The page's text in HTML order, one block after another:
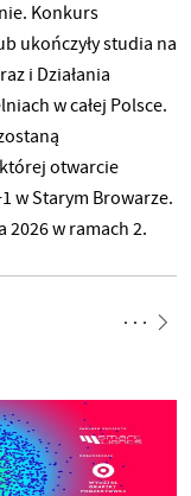
Konkurs
ukończyły studia na
i Działania
w całej Polsce.
otwarcie
w Starym Browarze.
2026 w ramach 2.
im.